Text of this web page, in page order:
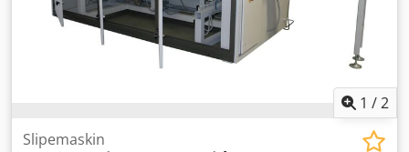
1 /2
Slipemaskin